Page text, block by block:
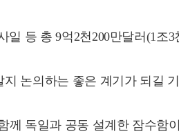
등 총 9억2천200만달러(1
논의하는 좋은 계기가 되길
독일과 공동 설계한 잠수